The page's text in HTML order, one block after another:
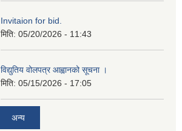
Invitaion for bid.
मिति: 05/20/2026 - 11:43
विद्युतिय वोलपत्र आह्वानको सूचना ।
मिति: 05/15/2026 - 17:05
अन्य